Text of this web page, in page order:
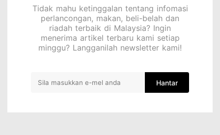
Tidak mahu ketinggalan tentang infomasi
perlancongan, makan, beli-belah dan
riadah terbaik di Malaysia? Ingin
menerima artikel terbaru kami setiap
minggu? Langganilah newsletter kami!
Hantar